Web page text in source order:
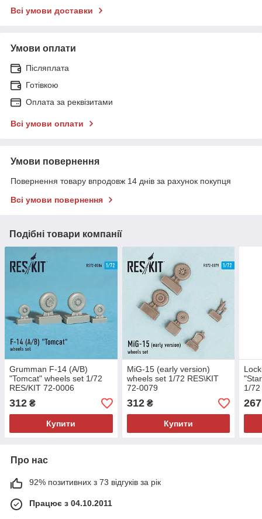
Всі умови доставки
Умови оплати
Післяплата
Готівкою
Оплата за реквізитами
Всі умови оплати
Умови повернення
Повернення товару впродовж 14 днів за рахунок покупця
Всі умови повернення
Подібні товари компанії
Grumman F-14 (A/B)
"Tomcat" wheels set 1/72
RES/KIT 72-0006
312 ₴
Купити
MiG-15 (early version)
wheels set 1/72 RES\KIT
72-0079
312₴
Купити
1/
267
Про нас
92% позитивних з 73 відгуків за рік
Працює з 04.10.2011